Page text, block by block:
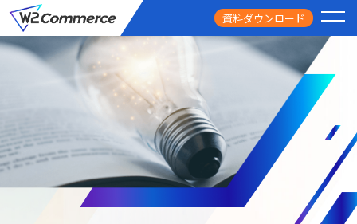
資料ダウンロード
サービス
PRICE
料金
FEATURE